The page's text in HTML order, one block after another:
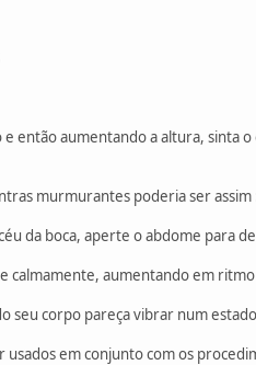
então aumentando a altura, sinta
murmurantes poderia ser assim
da boca, aperte o abdome para
calmamente, aumentando em
seu corpo pareça vibrar num
usados em conjunto com os